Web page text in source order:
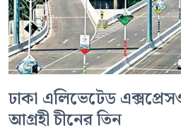
ঢাকা এলিভেটেড
আগ্রহী চীনের তিন